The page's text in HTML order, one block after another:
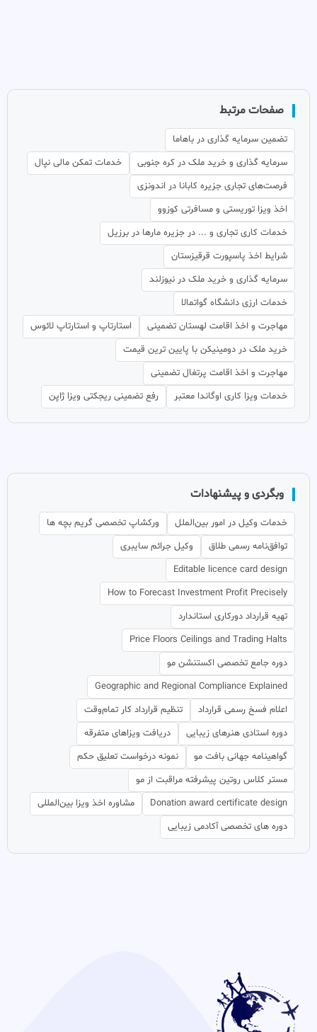
صفحات مرتبط
تضمین سرمایه گذاری در باهاما
سرمایه گذاری و خرید ملک در کره جنوبی
خدمات تمکن مالی نپال
فرصت‌های تجاری جزیره کابانا در اندونزی
اخذ ویزا توریستی و مسافرتی کوزوو
خدمات کاری تجاری و ... در جزیره مارها در برزیل
شرایط اخذ پاسپورت قرقیزستان
سرمایه گذاری و خرید ملک در نیوزلند
خدمات ارزی دانشگاه گواتمالا
مهاجرت و اخذ اقامت لهستان تضمینی
استارتاپ و استارتاپ لائوس
خرید ملک در دومینیکن با پایین ترین قیمت
مهاجرت و اخذ اقامت پرتغال تضمینی
خدمات ویزا کاری اوگاندا معتبر
رفع تضمینی ریجکتی ویزا ژاپن
وبگردی و پیشنهادات
خدمات وکیل در امور بین‌الملل
ورکشاپ تخصصی گریم بچه ها
توافق‌نامه رسمی طلاق
وکیل جرائم سایبری
Editable licence card design
How to Forecast Investment Profit Precisely
تهیه قرارداد دورکاری استاندارد
Price Floors Ceilings and Trading Halts
دوره جامع تخصصی اکستنشن مو
Geographic and Regional Compliance Explained
اعلام فسخ رسمی قرارداد
تنظیم قرارداد کار تمام‌وقت
دوره استادی هنرهای زیبایی
دریافت ویزاهای متفرقه
گواهینامه جهانی بافت مو
نمونه درخواست تعلیق حکم
مستر کلاس روتین پیشرفته مراقبت از مو
Donation award certificate design
مشاوره اخذ ویزا بین‌المللی
دوره های تخصصی آکادمی زیبایی